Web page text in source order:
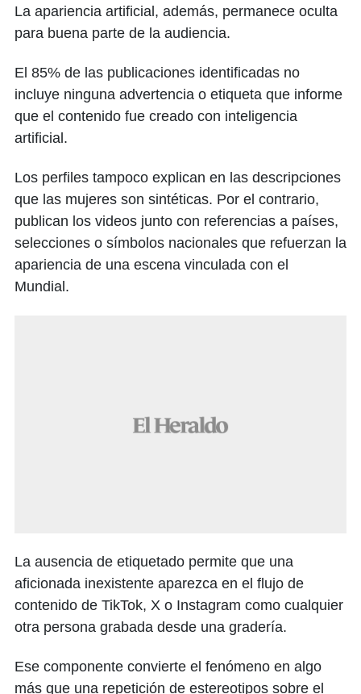
La apariencia artificial, además, permanece oculta
para buena parte de la audiencia.
El 85% de las publicaciones identificadas no
incluye ninguna advertencia o etiqueta que informe
que el contenido fue creado con inteligencia
artificial.
Los perfiles tampoco explican en las descripciones
que las mujeres son sintéticas. Por el contrario,
publican los videos junto con referencias a países,
selecciones o símbolos nacionales que refuerzan la
apariencia de una escena vinculada con el
Mundial.
La ausencia de etiquetado permite que una
aficionada inexistente aparezca en el flujo de
contenido de TikTok, X o Instagram como cualquier
otra persona grabada desde una gradería.
Ese componente convierte el fenómeno en algo
más que una repetición de estereotipos sobre el